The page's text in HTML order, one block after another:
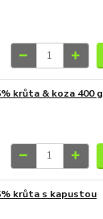
krůta & koza 400 g
krůta s kapustou